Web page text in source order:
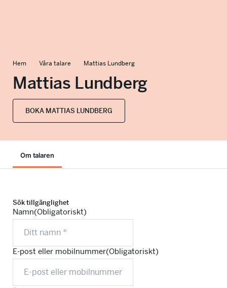
Hem Våra talare Mattias Lundberg
Mattias Lundberg
BOKA MATTIAS LUNDBERG
Om talaren
Sök tillgänglighet
Namn(Obligatoriskt)
E-post eller mobilnummer(Obligatoriskt)